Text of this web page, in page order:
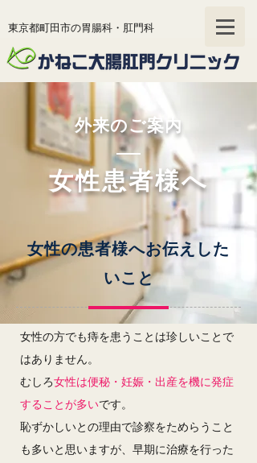
東京都町田市の胃腸科・肛門科
tel 042-721-8777
お問い合わせ
内視鏡WEB予約
外来のご案内
女性患者様へ
女性の患者様へお伝えした
いこと
女性の方でも痔を患うことは珍しいことで
はありません。
むしろ女性は便秘・妊娠・出産を機に発症
することが多いです。
恥ずかしいとの理由で診察をためらうこと
も多いと思いますが、早期に治療を行った